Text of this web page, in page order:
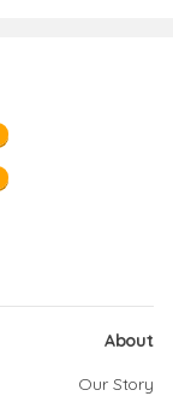
About
Our Story